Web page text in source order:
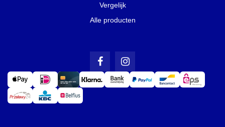
Vergelijk
Alle producten